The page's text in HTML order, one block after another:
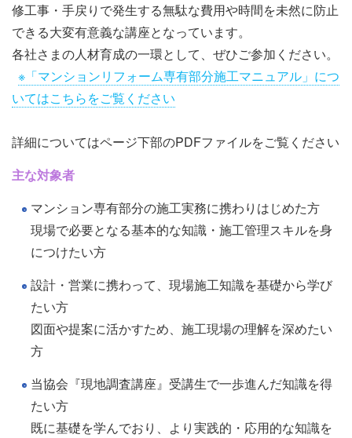
修工事・手戻りで発生する無駄な費用や時間を未然に防止
できる大変有意義な講座となっています。
各社さまの人材育成の一環として、ぜひご参加ください。
※「マンションリフォーム専有部分施工マニュアル」につ
いてはこちらをご覧ください
詳細についてはページ下部のPDFファイルをご覧ください
主な対象者
マンション専有部分の施工実務に携わりはじめた方
現場で必要となる基本的な知識・施工管理スキルを身
につけたい方
設計・営業に携わって、現場施工知識を基礎から学び
たい方
図面や提案に活かすため、施工現場の理解を深めたい
方
当協会『現地調査講座』受講生で一歩進んだ知識を得
たい方
既に基礎を学んでおり、より実践的・応用的な知識を